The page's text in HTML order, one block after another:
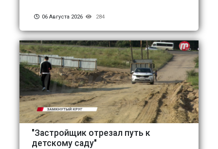
06 Августа 2026 284
"Застройщик отрезал путь к
детскому саду"